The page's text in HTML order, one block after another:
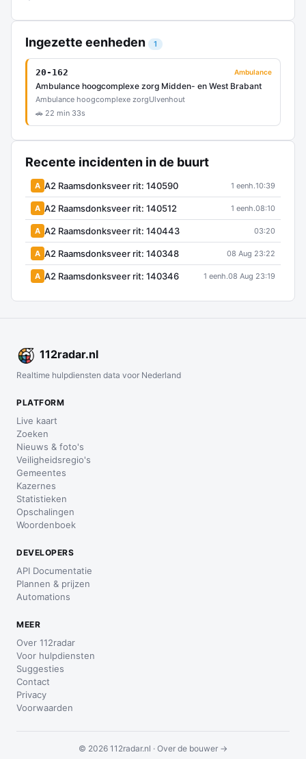
Ingezette eenheden 1
20-162 Ambulance
Ambulance hoogcomplexe zorg Midden- en West Brabant
Ambulance hoogcomplexe zorgUlvenhout
🚗 22 min 33s
Recente incidenten in de buurt
A A2 Raamsdonksveer rit: 140590 1 eenh.10:39
A A2 Raamsdonksveer rit: 140512 1 eenh.08:10
A A2 Raamsdonksveer rit: 140443 03:20
A A2 Raamsdonksveer rit: 140348 08 Aug 23:22
A A2 Raamsdonksveer rit: 140346 1 eenh.08 Aug 23:19
112radar.nl
Realtime hulpdiensten data voor Nederland
PLATFORM
Live kaart
Zoeken
Nieuws & foto's
Veiligheidsregio's
Gemeentes
Kazernes
Statistieken
Opschalingen
Woordenboek
DEVELOPERS
API Documentatie
Plannen & prijzen
Automations
MEER
Over 112radar
Voor hulpdiensten
Suggesties
Contact
Privacy
Voorwaarden
© 2026 112radar.nl · Over de bouwer →